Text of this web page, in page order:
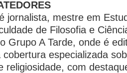
jornalista, mestre em
de Filosofia e
Grupo A Tarde, onde é
cobertura especializada
religiosidade, com